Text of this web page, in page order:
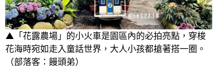
▲「花露農場」的小火車是園區內的必拍亮點，穿梭
花海時宛如走入童話世界，大人小孩都搶著搭一圈。
（部落客：饅頭弟）